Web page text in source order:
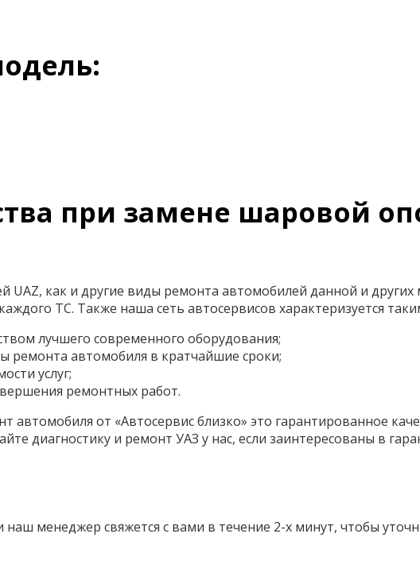
при замене шаровой
как и другие виды ремонта автомобилей данной и
ТС. Также наша сеть автосервисов характеризуется
лучшего современного оборудования;
ремонта автомобиля в кратчайшие сроки;
услуг;
ремонтных работ.
автомобиля от «Автосервис близко» это гарантированное
диагностику и ремонт УАЗ у нас, если заинтересованы в
менеджер свяжется с вами в течение 2-х минут, чтобы